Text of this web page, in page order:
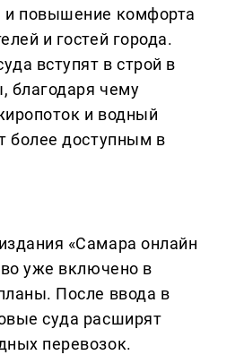
и повышение комфорта
и гостей города.
вступят в строй в
благодаря чему
и водный
более доступным в
«Самара онлайн
уже включено в
После ввода в
суда расширят
перевозок.